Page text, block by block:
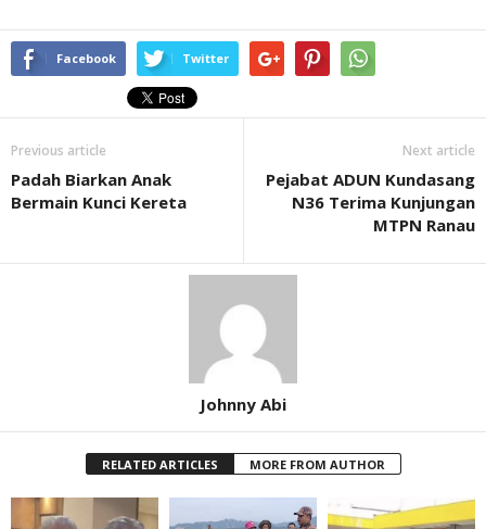
Facebook Twitter
Previous article
Padah Biarkan Anak
Bermain Kunci Kereta
Next article
Pejabat ADUN Kundasang
N36 Terima Kunjungan
MTPN Ranau
Johnny Abi
RELATED ARTICLES MORE FROM AUTHOR